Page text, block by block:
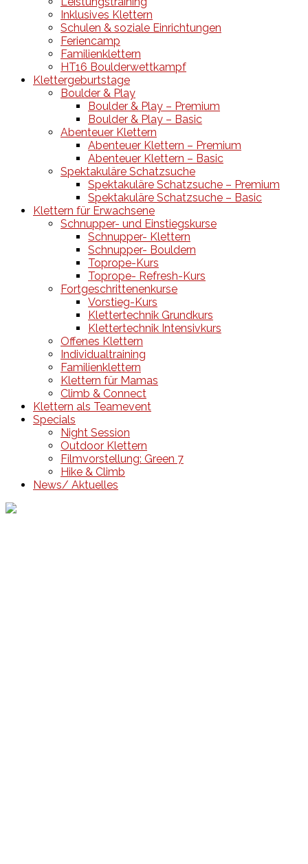
Inklusives Klettern
Schulen & soziale Einrichtungen
Feriencamp
Familienklettern
HT16 Boulderwettkampf
Klettergeburtstage
Boulder & Play
Boulder & Play – Premium
Boulder & Play – Basic
Abenteuer Klettern
Abenteuer Klettern – Premium
Abenteuer Klettern – Basic
Spektakuläre Schatzsuche
Spektakuläre Schatzsuche – Premium
Spektakuläre Schatzsuche – Basic
Klettern für Erwachsene
Schnupper- und Einstiegskurse
Schnupper- Klettern
Schnupper- Bouldern
Toprope-Kurs
Toprope- Refresh-Kurs
Fortgeschrittenenkurse
Vorstieg-Kurs
Klettertechnik Grundkurs
Klettertechnik Intensivkurs
Offenes Klettern
Individualtraining
Familienklettern
Klettern für Mamas
Climb & Connect
Klettern als Teamevent
Specials
Night Session
Outdoor Klettern
Filmvorstellung: Green 7
Hike & Climb
News/ Aktuelles